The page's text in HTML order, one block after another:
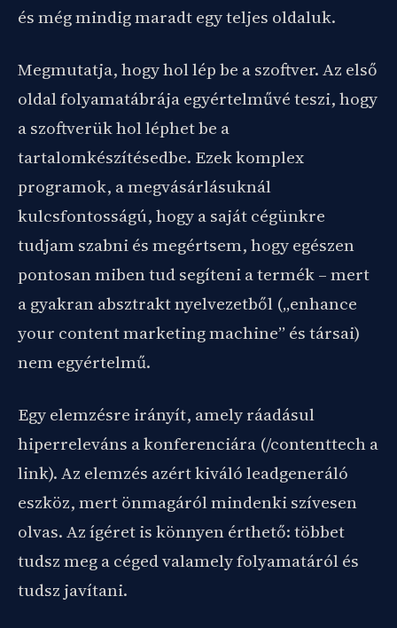
és még mindig maradt egy teljes oldaluk.
Megmutatja, hogy hol lép be a szoftver. Az első
oldal folyamatábrája egyértelművé teszi, hogy
a szoftverük hol léphet be a
tartalomkészítésedbe. Ezek komplex
programok, a megvásárlásuknál
kulcsfontosságú, hogy a saját cégünkre
tudjam szabni és megértsem, hogy egészen
pontosan miben tud segíteni a termék – mert
a gyakran absztrakt nyelvezetből („enhance
your content marketing machine” és társai)
nem egyértelmű.
Egy elemzésre irányít, amely ráadásul
hiperreleváns a konferenciára (/contenttech a
link). Az elemzés azért kiváló leadgeneráló
eszköz, mert önmagáról mindenki szívesen
olvas. Az ígéret is könnyen érthető: többet
tudsz meg a céged valamely folyamatáról és
tudsz javítani.